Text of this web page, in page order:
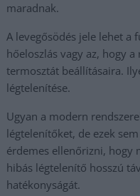
maradnak.
A levegősödés jele lehet a
hőeloszlás vagy az, hogy
termosztát beállításaira.
légtelenítése.
Ugyan a modern
légtelenítőket, de ezek
érdemes ellenőrizni, hogy
hibás légtelenítő hosszú
hatékonyságát.